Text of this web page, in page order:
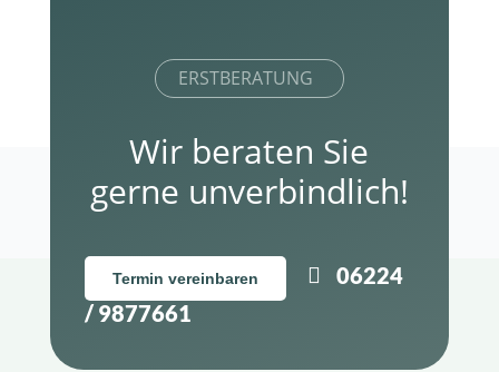
ERSTBERATUNG
Wir beraten Sie
gerne unverbindlich!
Termin vereinbaren
06224
/ 9877661